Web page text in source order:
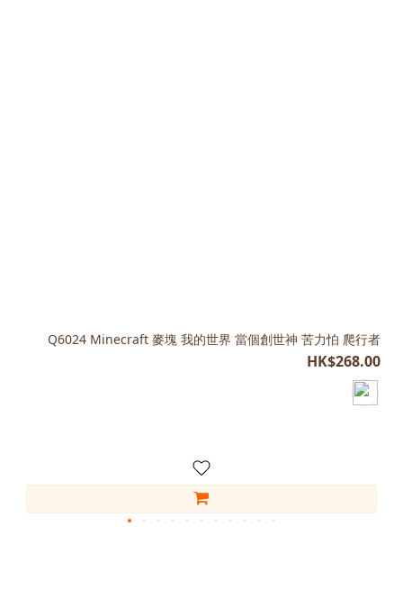
Q6024 Minecraft 麥塊 我的世界 當個創世神 苦力怕 爬行者
HK$268.00